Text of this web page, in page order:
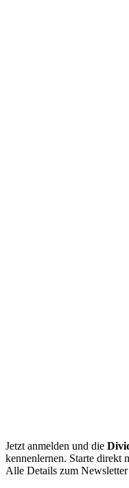
Jetzt anmelden und die
kennenlernen. Starte direkt
Alle Details zum